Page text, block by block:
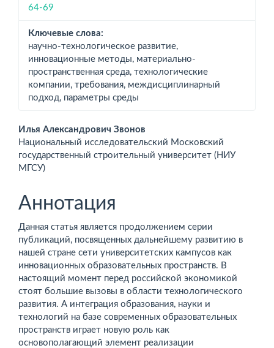
64-69
Ключевые слова:
научно-технологическое развитие,
инновационные методы, материально-
пространственная среда, технологические
компании, требования, междисциплинарный
подход, параметры среды
Основное
содержимое
статьи
Илья Александрович Звонов
Национальный исследовательский Московский
государ­ствен­ный строительный университет (НИУ
МГСУ)
Аннотация
Данная статья является продолжением серии
публикаций, посвященных дальнейшему развитию в
нашей стране сети университетских кампусов как
инновационных образовательных пространств. В
настоящий момент перед российской экономикой
стоят большие вызовы в области технологического
развития. А интеграция образования, науки и
технологий на базе современных образовательных
пространств играет новую роль как
основополагающий элемент реализации